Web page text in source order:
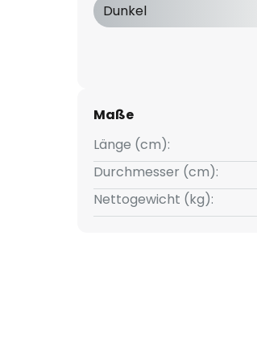
Dunkel
Maße
Länge (cm):
Durchmesser (cm):
Nettogewicht (kg):